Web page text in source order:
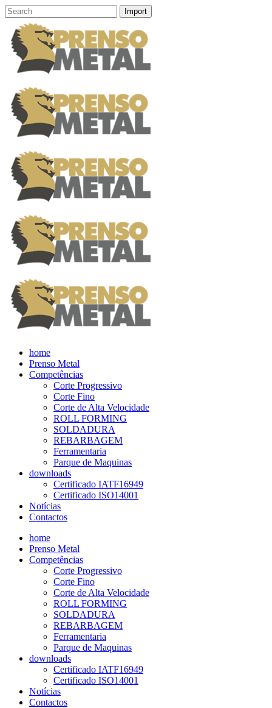
home
Prenso Metal
Competências
Corte Progressivo
Corte Fino
Corte de Alta Velocidade
ROLL FORMING
SOLDADURA
REBARBAGEM
Ferramentaria
Parque de Maquinas
downloads
Certificado IATF16949
Certificado ISO14001
Notícias
Contactos
home
Prenso Metal
Competências
Corte Progressivo
Corte Fino
Corte de Alta Velocidade
ROLL FORMING
SOLDADURA
REBARBAGEM
Ferramentaria
Parque de Maquinas
downloads
Certificado IATF16949
Certificado ISO14001
Notícias
Contactos